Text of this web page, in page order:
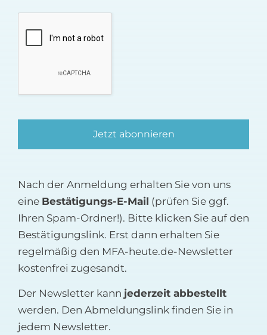
Nach der Anmeldung erhalten Sie von uns
eine Bestätigungs-E-Mail (prüfen Sie ggf.
Ihren Spam-Ordner!). Bitte klicken Sie auf den
Bestätigungslink. Erst dann erhalten Sie
regelmäßig den MFA-heute.de-Newsletter
kostenfrei zugesandt.
Der Newsletter kann jederzeit abbestellt
werden. Den Abmeldungslink finden Sie in
jedem Newsletter.